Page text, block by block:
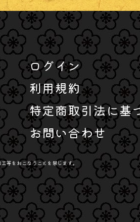
ログイン
利用規約
特定商取引法に基
お問い合わせ
等をおこなうことを禁じます。